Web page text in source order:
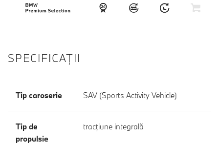
SPECIFICAŢII
Tip caroserie SAV (Sports Activity Vehicle)
Tip de
propulsie
tracţiune integrală